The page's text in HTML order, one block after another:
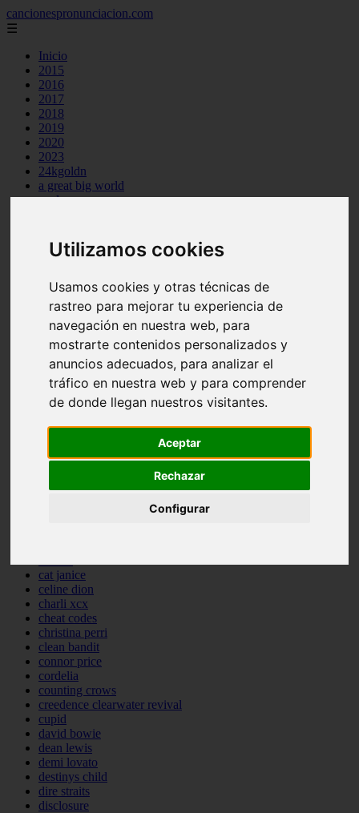
Utilizamos cookies
Usamos cookies y otras técnicas de
rastreo para mejorar tu experiencia de
navegación en nuestra web, para
mostrarte contenidos personalizados y
anuncios adecuados, para analizar el
tráfico en nuestra web y para comprender
de donde llegan nuestros visitantes.
Aceptar
Rechazar
Configurar
cancionespronunciacion.com
☰
Inicio
2015
2016
2017
2018
2019
2020
2023
24kgoldn
a great big world
ac dc
ajr
amy winehouse
aretha franklin
ariana grande
ashe
atb
ava max
avicii
backstreet boys
bastille
bebe rexha
benson boone
bill withers
billy joel
cat janice
celine dion
charli xcx
cheat codes
christina perri
clean bandit
connor price
cordelia
counting crows
creedence clearwater revival
cupid
david bowie
dean lewis
demi lovato
destinys child
dire straits
disclosure